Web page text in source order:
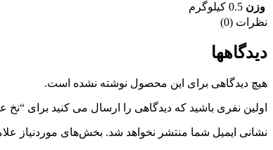
وزن 0.5 کیلوگرم
نظرات (0)
دیدگاهها
هیچ دیدگاهی برای این محصول نوشته نشده است.
اولین نفری باشید که دیدگاهی را ارسال می کنید برای “نخ علف زن گرد
نشانی ایمیل شما منتشر نخواهد شد. بخش‌های موردنیاز